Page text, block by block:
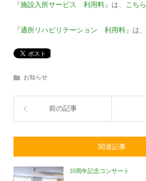
『施設入所サービス 利用料』は、 こちら
『通所リハビリテーション 利用料』は、
お知らせ
前の記事
関連記事
10周年記念コンサート